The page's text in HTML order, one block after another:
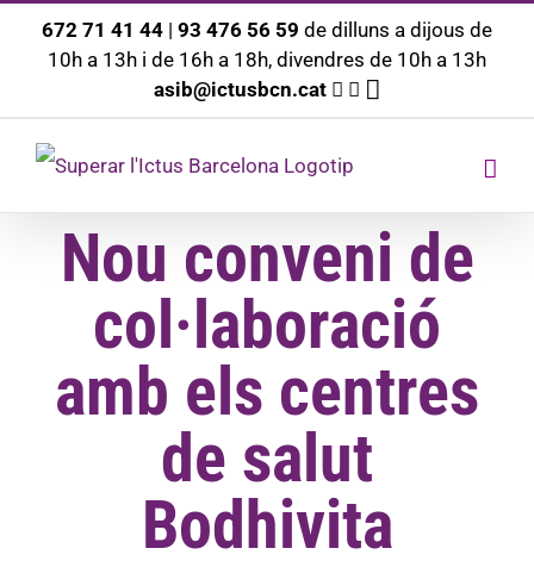
Saltar
contingut
672 71 41 44 | 93 476 56 59 de dilluns a dijous de
10h a 13h i de 16h a 18h, divendres de 10h a 13h
asib@ictusbcn.cat
Nou conveni de
col·laboració
amb els centres
de salut
Bodhivita